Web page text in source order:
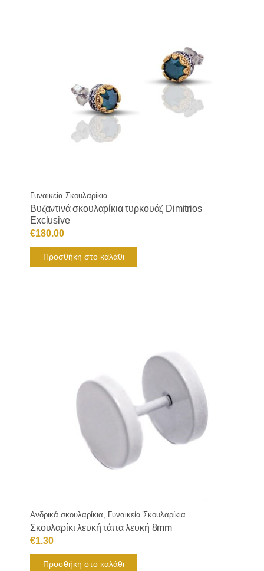
Γυναικεία Σκουλαρίκια
Βυζαντινά σκουλαρίκια τυρκουάζ Dimitrios
Exclusive
€180.00
Προσθήκη στο καλάθι
Ανδρικά σκουλαρίκια, Γυναικεία Σκουλαρίκια
Σκουλαρίκι λευκή τάπα λευκή 8mm
€1.30
Προσθήκη στο καλάθι